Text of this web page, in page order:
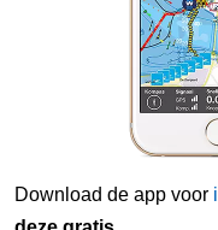
Download de app voor